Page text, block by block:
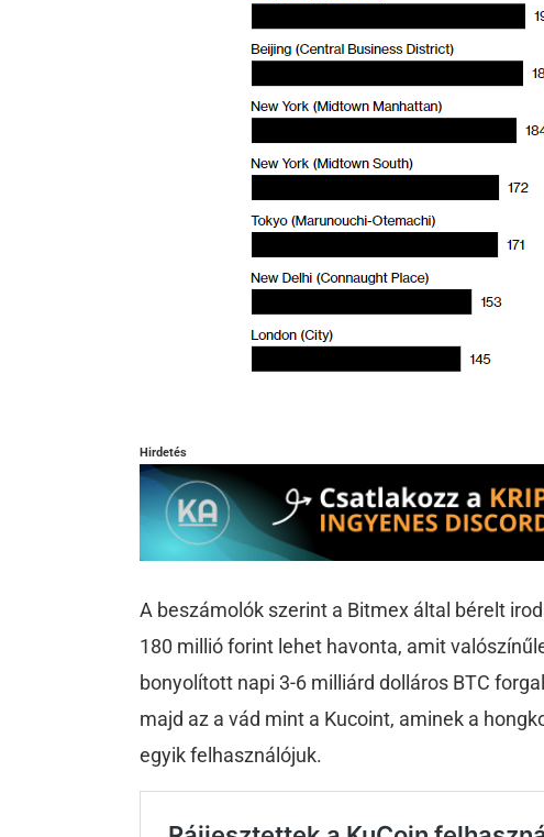
Hirdetés
A beszámolók szerint a Bitmex által bérelt
180 millió forint lehet havonta, amit
bonyolított napi 3-6 milliárd dolláros BTC
majd az a vád mint a Kucoint, aminek a
egyik felhasználójuk.